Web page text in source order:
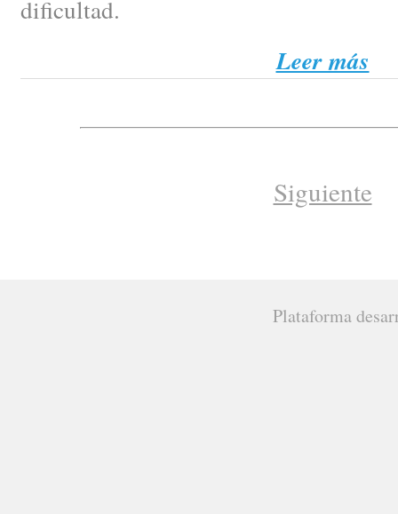
dificultad.
Leer más
Siguiente
Plataforma